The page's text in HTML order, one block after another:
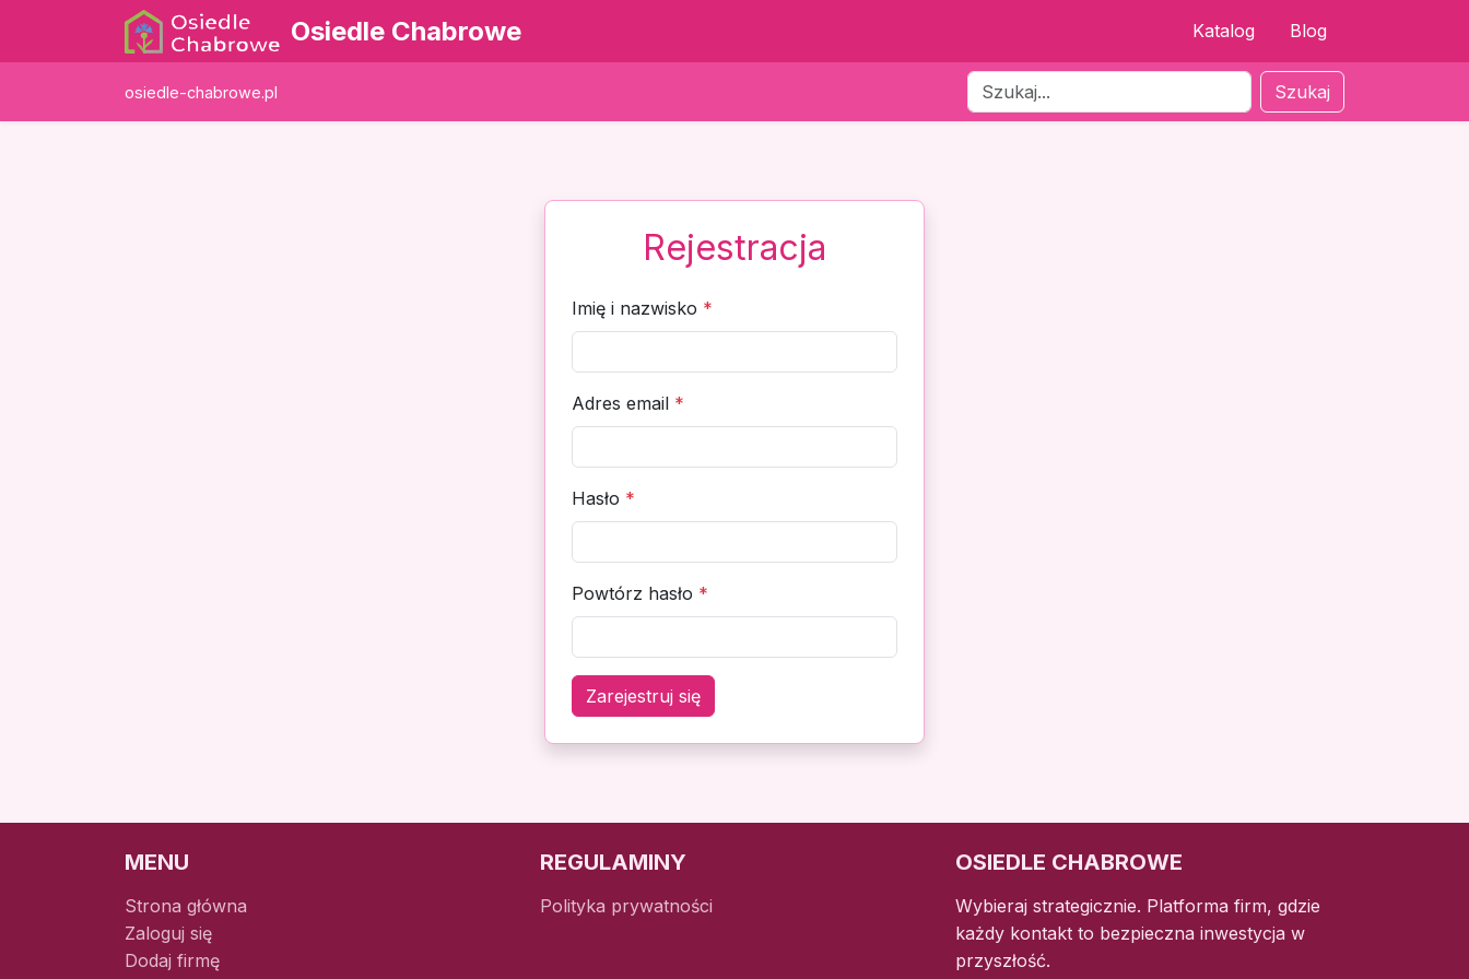
Osiedle Chabrowe Katalog Blog
osiedle-chabrowe.pl Szukaj
Rejestracja
Imię i nazwisko *
Adres email *
Hasło *
Powtórz hasło *
Zarejestruj się
MENU
Strona główna
Zaloguj się
Dodaj firmę
REGULAMINY
Polityka prywatności
OSIEDLE CHABROWE
Wybieraj strategicznie. Platforma firm, gdzie
każdy kontakt to bezpieczna inwestycja w
przyszłość.